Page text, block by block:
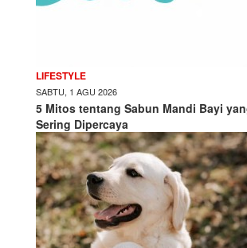
LIFESTYLE
SABTU, 1 AGU 2026
5 Mitos tentang Sabun Mandi Bayi
Sering Dipercaya